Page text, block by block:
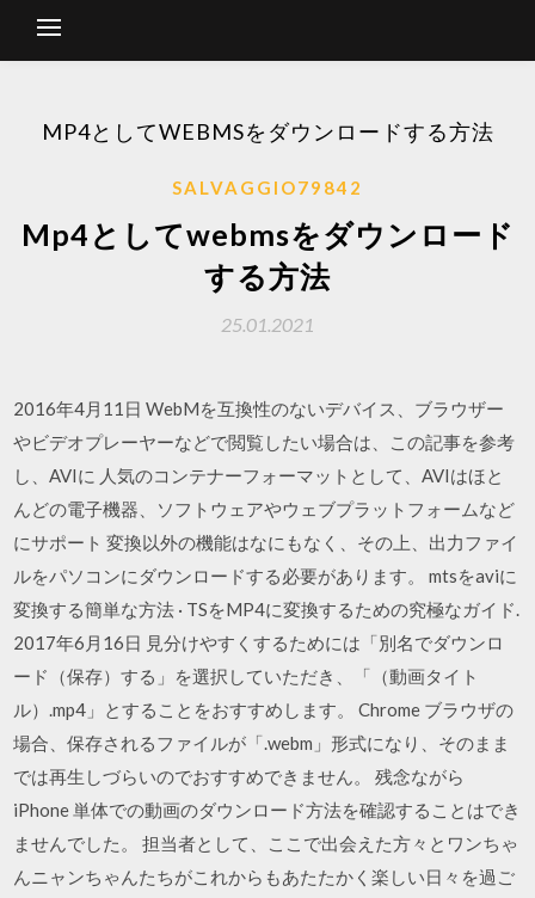
MP4としてWEBMSをダウンロードする方法
SALVAGGIO79842
Mp4としてwebmsをダウンロード
する方法
25.01.2021
2016年4月11日 WebMを互換性のないデバイス、ブラウザー
やビデオプレーヤーなどで閲覧したい場合は、この記事を参考
し、AVIに 人気のコンテナーフォーマットとして、AVIはほと
んどの電子機器、ソフトウェアやウェブプラットフォームなど
にサポート 変換以外の機能はなにもなく、その上、出力ファイ
ルをパソコンにダウンロードする必要があります。 mtsをaviに
変換する簡単な方法 · TSをMP4に変換するための究極なガイド.
2017年6月16日 見分けやすくするためには「別名でダウンロ
ード（保存）する」を選択していただき、「（動画タイト
ル）.mp4」とすることをおすすめします。 Chrome ブラウザの
場合、保存されるファイルが「.webm」形式になり、そのまま
では再生しづらいのでおすすめできません。 残念ながら
iPhone 単体での動画のダウンロード方法を確認することはでき
ませんでした。 担当者として、ここで出会えた方々とワンちゃ
んニャンちゃんたちがこれからもあたたかく楽しい日々を過ご